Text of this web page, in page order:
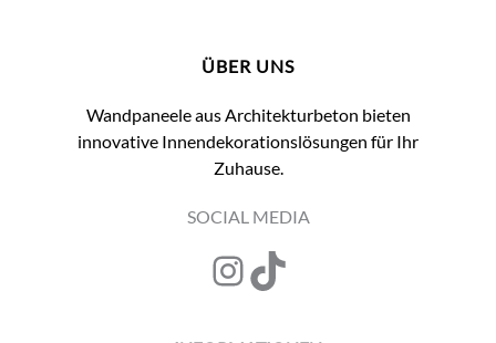
können
der
Produktseite
gewählt
ÜBER UNS
Wandpaneele aus Architekturbeton bieten
innovative Innendekorationslösungen für Ihr
Zuhause.
SOCIAL MEDIA
Instagram
TikTok